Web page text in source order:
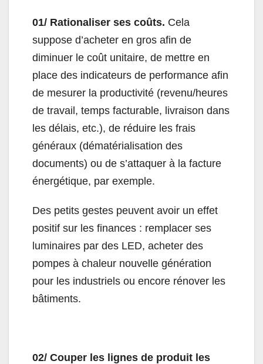
01/ Rationaliser ses coûts. Cela
suppose d’acheter en gros afin de
diminuer le coût unitaire, de mettre en
place des indicateurs de performance afin
de mesurer la productivité (revenu/heures
de travail, temps facturable, livraison dans
les délais, etc.), de réduire les frais
généraux (dématérialisation des
documents) ou de s’attaquer à la facture
énergétique, par exemple.
Des petits gestes peuvent avoir un effet
positif sur les finances : remplacer ses
luminaires par des LED, acheter des
pompes à chaleur nouvelle génération
pour les industriels ou encore rénover les
bâtiments.
02/ Couper les lignes de produit les